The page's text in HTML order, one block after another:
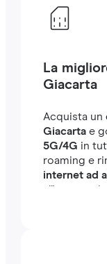
La
Giacarta
Acquista un
Giacartae
5G/4G in
roaming e
internet ad
all'estero,